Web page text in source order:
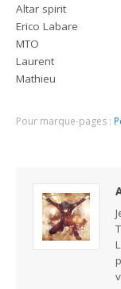
Altar spirit
Erico Labare
MTO
Laurent
Mathieu
Pour marque-pages :